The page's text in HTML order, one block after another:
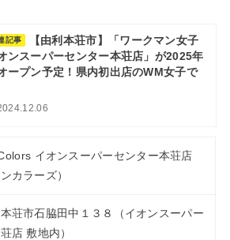
記事
【由利本荘市】「ワークマン女子
ンスーパーセンター本荘店」が2025年
ープン予定！県内初出店のWM女子で
イオンスーパーセンター本荘店
カラーズ）
荘市石脇田中１３８（イオンスーパー
店 敷地内）